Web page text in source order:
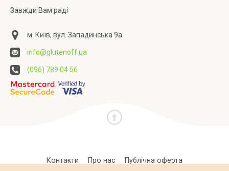
Завжди Вам раді
м. Київ, вул. Западинська 9а
info@glutenoff.ua
(096) 789 04 56
Контакти Про нас Публічна оферта